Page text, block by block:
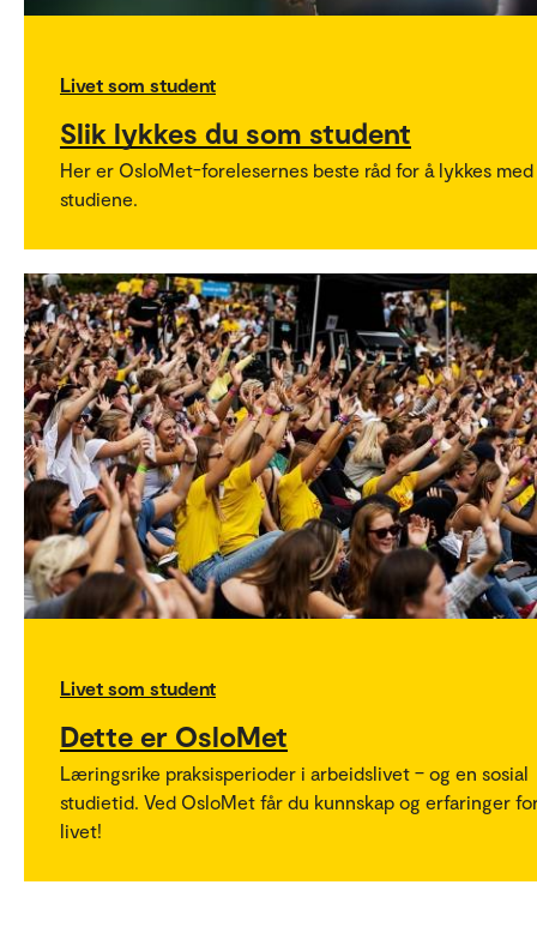
Livet som student
Slik lykkes du som student
Her er OsloMet-forelesernes beste råd for å lykkes med
studiene.
Livet som student
Dette er OsloMet
Læringsrike praksisperioder i arbeidslivet – og en sosial
studietid. Ved OsloMet får du kunnskap og erfaringer
livet!